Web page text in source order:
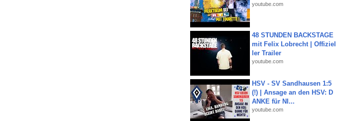
youtube.com
48 STUNDEN BACKSTAGE
mit Felix Lobrecht | Offiziel
ler Trailer
youtube.com
HSV - SV Sandhausen 1:5
(!) | Ansage an den HSV: D
ANKE für NI...
youtube.com